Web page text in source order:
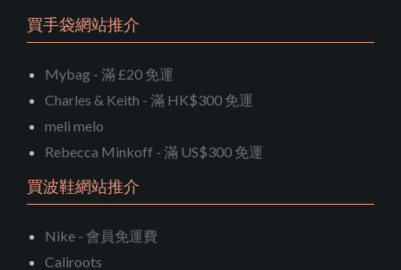
買手袋網站推介
Mybag - 滿 £20 免運
Charles & Keith - 滿 HK$300 免運
meli melo
Rebecca Minkoff - 滿 US$300 免運
買波鞋網站推介
Nike - 會員免運費
Caliroots